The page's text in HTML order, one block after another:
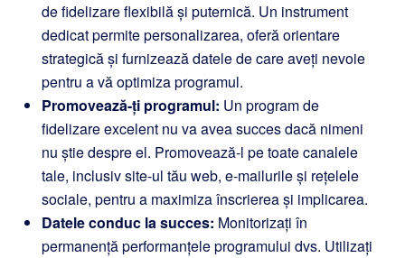
de fidelizare flexibilă și puternică. Un instrument
dedicat permite personalizarea, oferă orientare
strategică și furnizează datele de care aveți nevoie
pentru a vă optimiza programul.
Promovează-ți programul: Un program de
fidelizare excelent nu va avea succes dacă nimeni
nu știe despre el. Promovează-l pe toate canalele
tale, inclusiv site-ul tău web, e-mailurile și rețelele
sociale, pentru a maximiza înscrierea și implicarea.
Datele conduc la succes: Monitorizați în
permanență performanțele programului dvs. Utilizați